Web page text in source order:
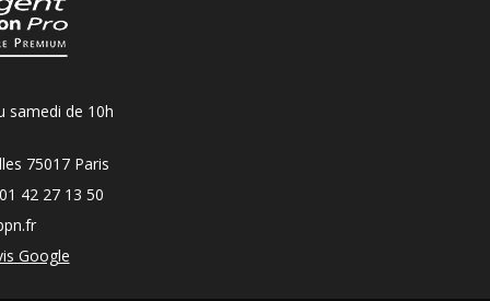
samedi de 10h
75017 Paris
01 42 27 13 50
Google